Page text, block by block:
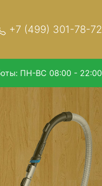
+7 (499) 301-78-72
ПН-ВС 08:00 - 22:00